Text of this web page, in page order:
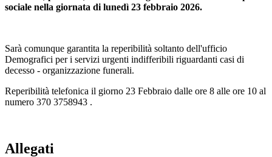
sociale nella giornata di lunedì 23 febbraio 2026.
Sarà comunque garantita la reperibilità soltanto dell'ufficio
Demografici per i servizi urgenti indifferibili riguardanti casi di
decesso - organizzazione funerali.
Reperibilità telefonica il giorno 23 Febbraio dalle ore 8 alle ore 10 al
numero 370 3758943 .
Allegati